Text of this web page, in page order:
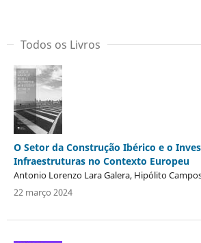
Todos os Livros
O Setor da Construção Ibérico e o
Infraestruturas no Contexto Europeu
Antonio Lorenzo Lara Galera, Hipólito
22 março 2024